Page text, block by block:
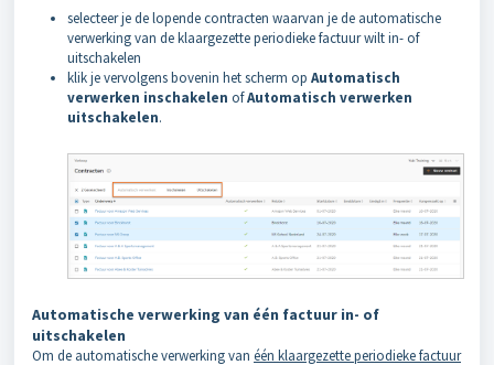
selecteer je de lopende contracten waarvan je de automatische
verwerking van de klaargezette periodieke factuur wilt in- of
uitschakelen
klik je vervolgens bovenin het scherm op Automatisch
verwerken inschakelen ofAutomatisch verwerken
uitschakelen.
Automatische verwerking van één factuur in- of
uitschakelen
Om de automatische verwerking van één klaargezette periodieke factuur